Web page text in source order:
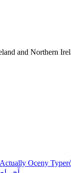
and Northern
Oceny